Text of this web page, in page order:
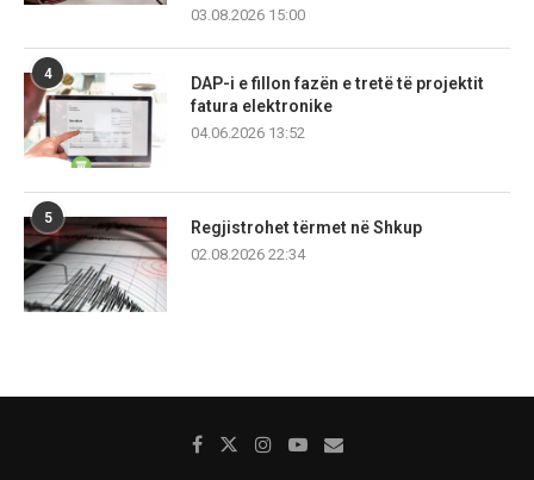
03.08.2026 15:00
4
DAP-i e fillon fazën e tretë të projektit
fatura elektronike
04.06.2026 13:52
5
Regjistrohet tërmet në Shkup
02.08.2026 22:34